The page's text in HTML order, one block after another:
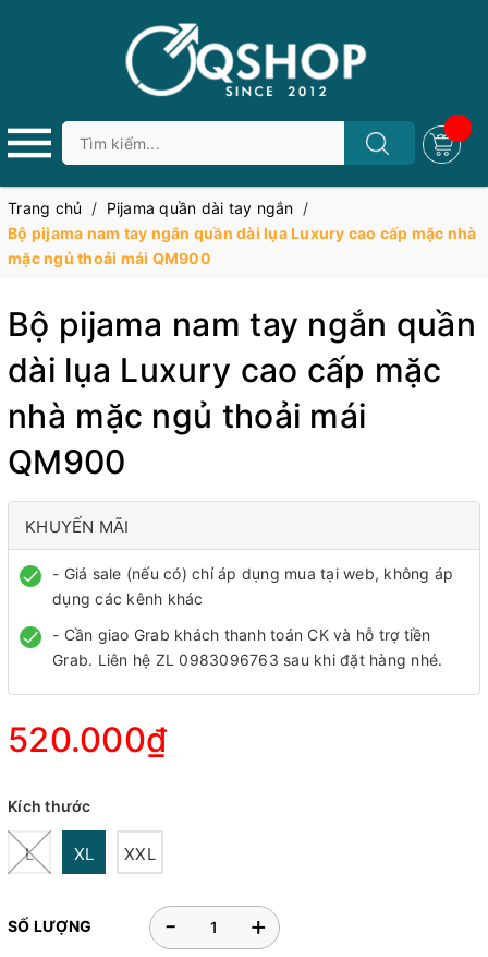
Trang chủ / Pijama quần dài tay ngắn /
Bộ pijama nam tay ngắn quần dài lụa Luxury cao cấp mặc nhà
mặc ngủ thoải mái QM900
Bộ pijama nam tay ngắn quần
dài lụa Luxury cao cấp mặc
nhà mặc ngủ thoải mái
QM900
KHUYẾN MÃI
- Giá sale (nếu có) chỉ áp dụng mua tại web, không áp
dụng các kênh khác
- Cần giao Grab khách thanh toán CK và hỗ trợ tiền
Grab. Liên hệ ZL 0983096763 sau khi đặt hàng nhé.
520.000₫
Kích thước
L XL XXL
SỐ LƯỢNG +
-